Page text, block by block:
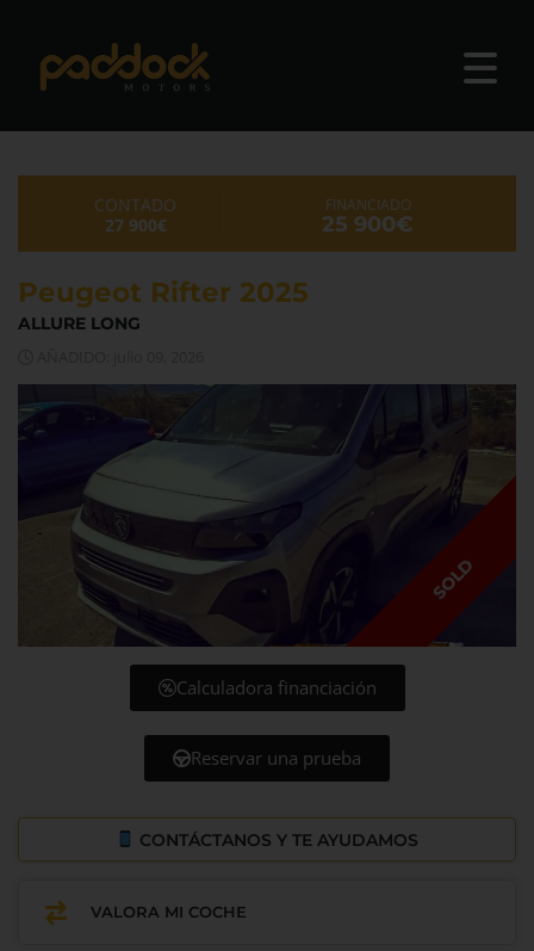
CONTADO
27 900€
FINANCIADO
25 900€
Peugeot Rifter 2025
ALLURE LONG
SOLD
Calculadora financiación
Reservar una prueba
CONTÁCTANOS Y TE AYUDAMOS
VALORA MI COCHE